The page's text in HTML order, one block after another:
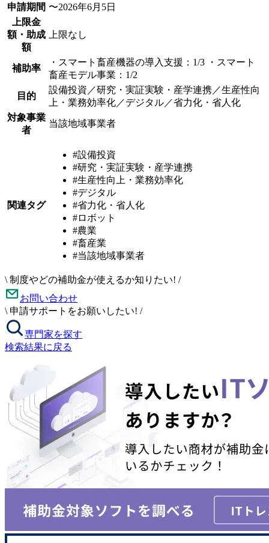
申請期間 〜2026年6月5日
上限金
額・助成
額
上限なし
補助率
・スマート畜産機器の導入支援：1/3 ・スマート
畜産モデル事業：1/2
目的
設備投資／研究・実証実験・産学連携／生産性向
上・業務効率化／デジタル／省力化・省人化
対象事業
者
当該地域事業者
関連タグ
#設備投資
#研究・実証実験・産学連携
#生産性向上・業務効率化
#デジタル
#省力化・省人化
#ロボット
#農業
#畜産業
#当該地域事業者
\ 制度やどの補助金が使えるか知りたい! /
お問い合わせ
\ 申請サポートをお願いしたい! /
専門家を探す
検索結果に戻る